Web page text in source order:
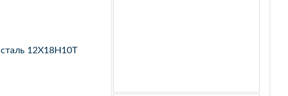
сталь 12Х18Н10Т